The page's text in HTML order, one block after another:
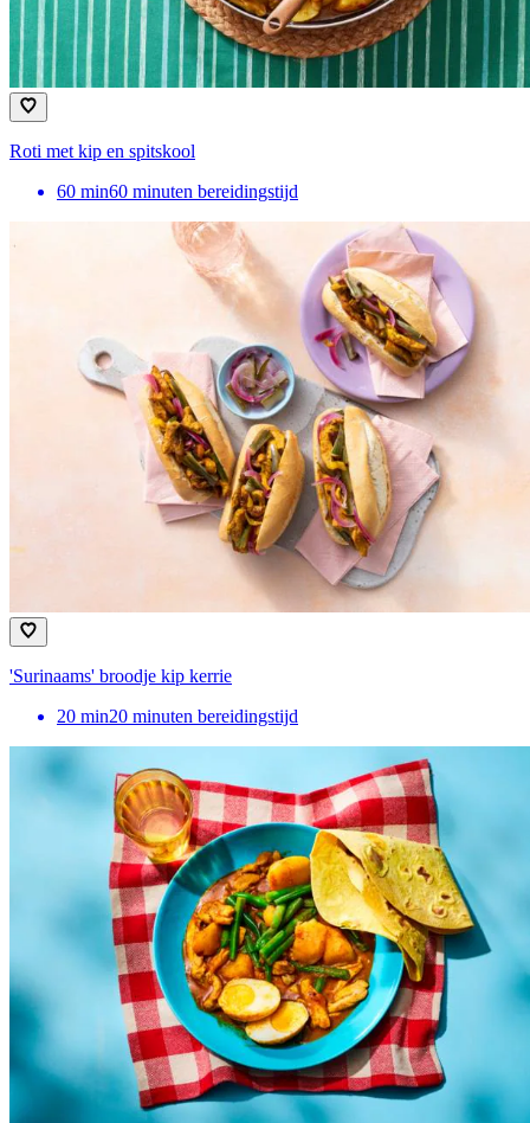
Roti met kip en spitskool
60 min60 minuten bereidingstijd
'Surinaams' broodje kip kerrie
20 min20 minuten bereidingstijd